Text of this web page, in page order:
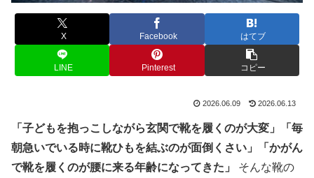
X Facebook はてブ
LINE Pinterest コピー
2026.06.09 2026.06.13
「子どもを抱っこしながら玄関で靴を履くのが大変」「毎
朝急いでいる時に靴ひもを結ぶのが面倒くさい」「かがん
で靴を履くのが腰に来る年齢になってきた」
そんな靴の